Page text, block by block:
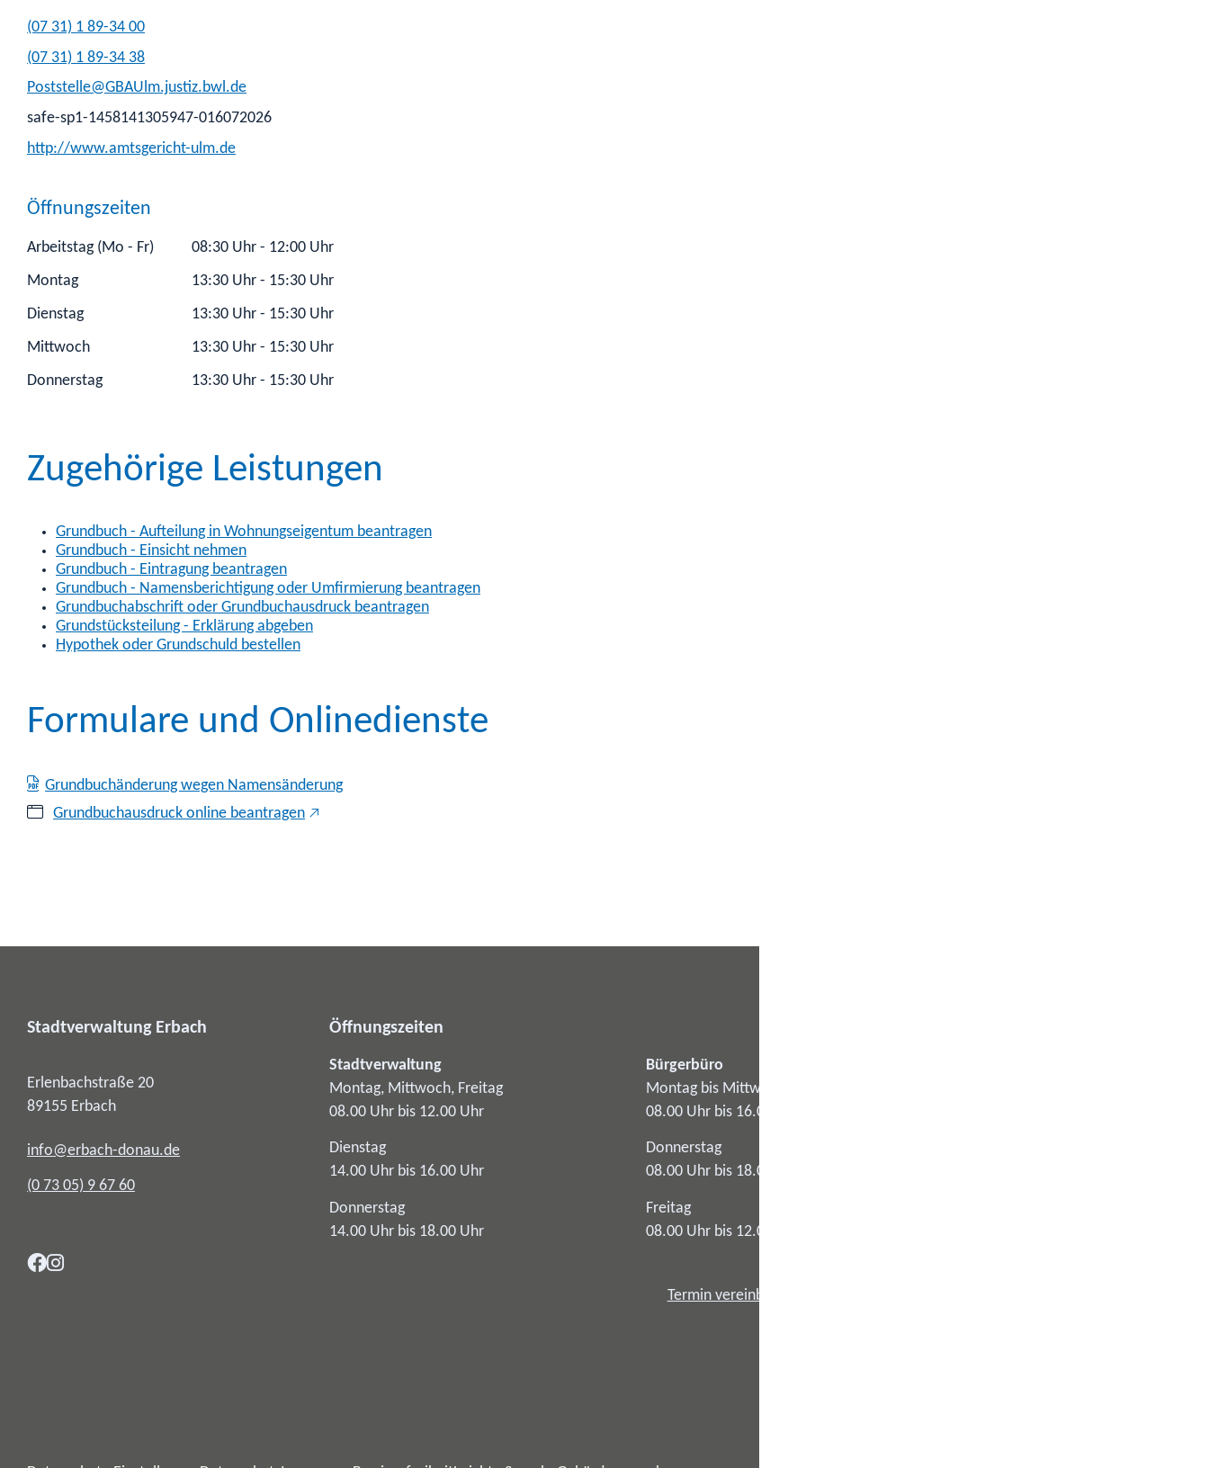
(07 31) 1 89-34 00
(07 31) 1 89-34 38
Poststelle@GBAUlm.justiz.bwl.de
safe-sp1-1458141305947-016072026
http://www.amtsgericht-ulm.de
Öffnungszeiten
Arbeitstag (Mo - Fr) 08:30 Uhr - 12:00 Uhr
Montag 13:30 Uhr - 15:30 Uhr
Dienstag 13:30 Uhr - 15:30 Uhr
Mittwoch 13:30 Uhr - 15:30 Uhr
Donnerstag 13:30 Uhr - 15:30 Uhr
Zugehörige Leistungen
Grundbuch - Aufteilung in Wohnungseigentum beantragen
Grundbuch - Einsicht nehmen
Grundbuch - Eintragung beantragen
Grundbuch - Namensberichtigung oder Umfirmierung beantragen
Grundbuchabschrift oder Grundbuchausdruck beantragen
Grundstücksteilung - Erklärung abgeben
Hypothek oder Grundschuld bestellen
Formulare und Onlinedienste
Grundbuchänderung wegen Namensänderung
Grundbuchausdruck online beantragen
Stadtverwaltung Erbach
Erlenbachstraße 20
89155 Erbach
info@erbach-donau.de
(0 73 05) 9 67 60
Öffnungszeiten
Stadtverwaltung
Montag, Mittwoch, Freitag
08.00 Uhr bis 12.00 Uhr
Dienstag
14.00 Uhr bis 16.00 Uhr
Donnerstag
14.00 Uhr bis 18.00 Uhr
Bürgerbüro
Montag bis Mittwoch
08.00 Uhr bis 16.00 Uhr
Donnerstag
08.00 Uhr bis 18.00 Uhr
Freitag
08.00 Uhr bis 12.00 Uhr
Termin vereinbaren